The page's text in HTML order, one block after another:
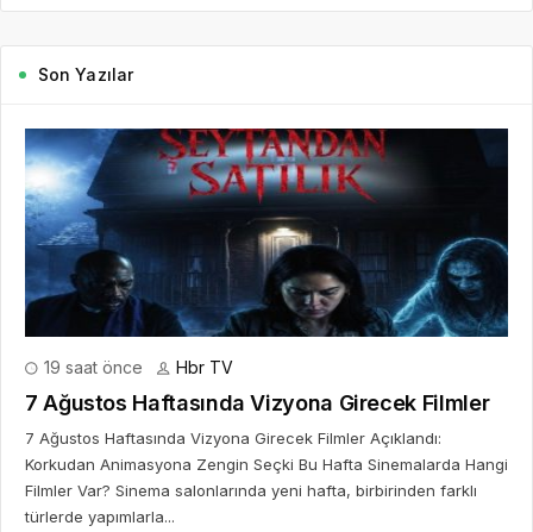
Son Yazılar
19 saat önce Hbr TV
7 Ağustos Haftasında Vizyona Girecek Filmler
7 Ağustos Haftasında Vizyona Girecek Filmler Açıklandı:
Korkudan Animasyona Zengin Seçki Bu Hafta Sinemalarda Hangi
Filmler Var? Sinema salonlarında yeni hafta, birbirinden farklı
türlerde yapımlarla...